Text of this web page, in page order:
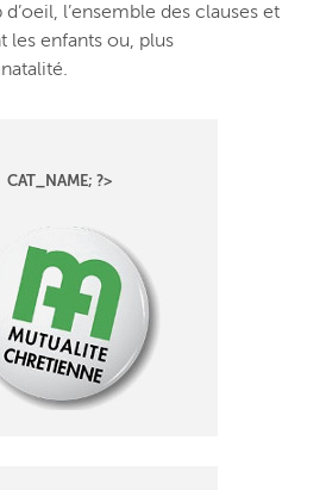
l’ensemble des clauses et
les enfants ou, plus
CAT_NAME; ?>